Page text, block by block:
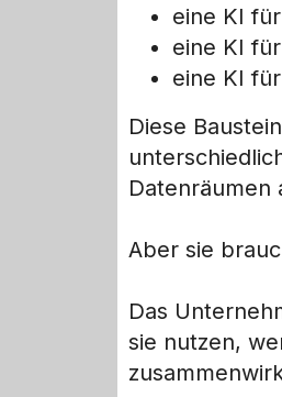
eine KI
eine KI
eine KI
Diese
Datenräumen
Aber sie
Das
sie nutzen,